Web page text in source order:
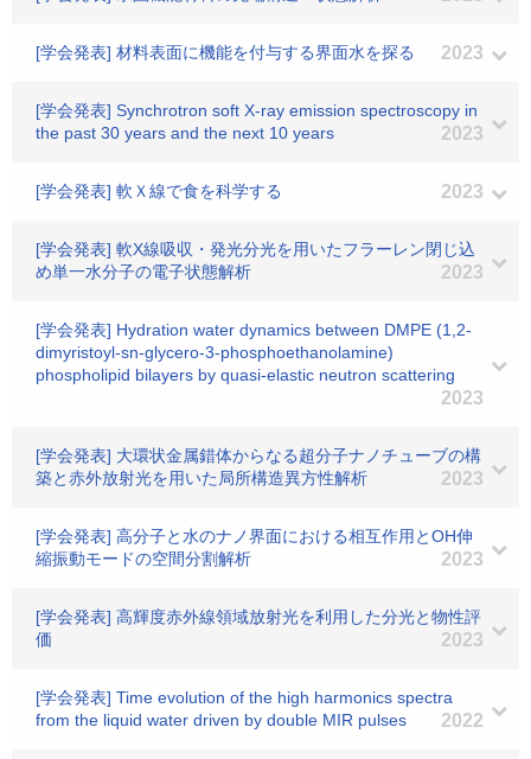
[学会発表] 材料表面に機能を付与する界面水を探る 2023
[学会発表] Synchrotron soft X-ray emission spectroscopy in
the past 30 years and the next 10 years
2023
[学会発表] 軟Ｘ線で食を科学する 2023
[学会発表] 軟X線吸収・発光分光を用いたフラーレン閉じ込
め単一水分子の電子状態解析
2023
[学会発表] Hydration water dynamics between DMPE (1,2-
dimyristoyl-sn-glycero-3-phosphoethanolamine)
phospholipid bilayers by quasi-elastic neutron scattering
2023
[学会発表] 大環状金属錯体からなる超分子ナノチューブの構
築と赤外放射光を用いた局所構造異方性解析
2023
[学会発表] 高分子と水のナノ界面における相互作用とOH伸
縮振動モードの空間分割解析
2023
[学会発表] 高輝度赤外線領域放射光を利用した分光と物性評
価
2023
[学会発表] Time evolution of the high harmonics spectra
from the liquid water driven by double MIR pulses
2022